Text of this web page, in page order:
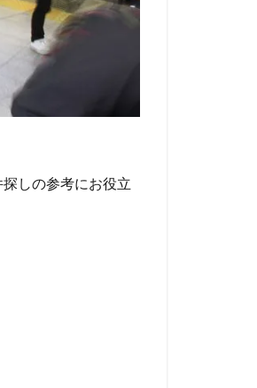
しの参考にお役立